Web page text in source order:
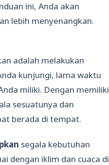
ini, Anda akan
lebih menyenangkan.
adalah melakukan
kunjungi, lama waktu
miliki. Dengan memiliki
sesuatunya dan
berada di tempat.
segala kebutuhan
dengan iklim dan cuaca di